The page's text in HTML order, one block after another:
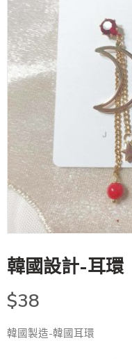
韓國設計-耳環
$38
韓國製造-韓國耳環